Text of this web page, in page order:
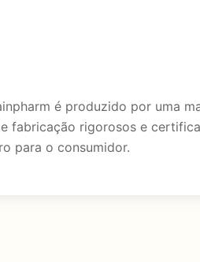
é produzido por uma
fabricação rigorosos e
para o consumidor.